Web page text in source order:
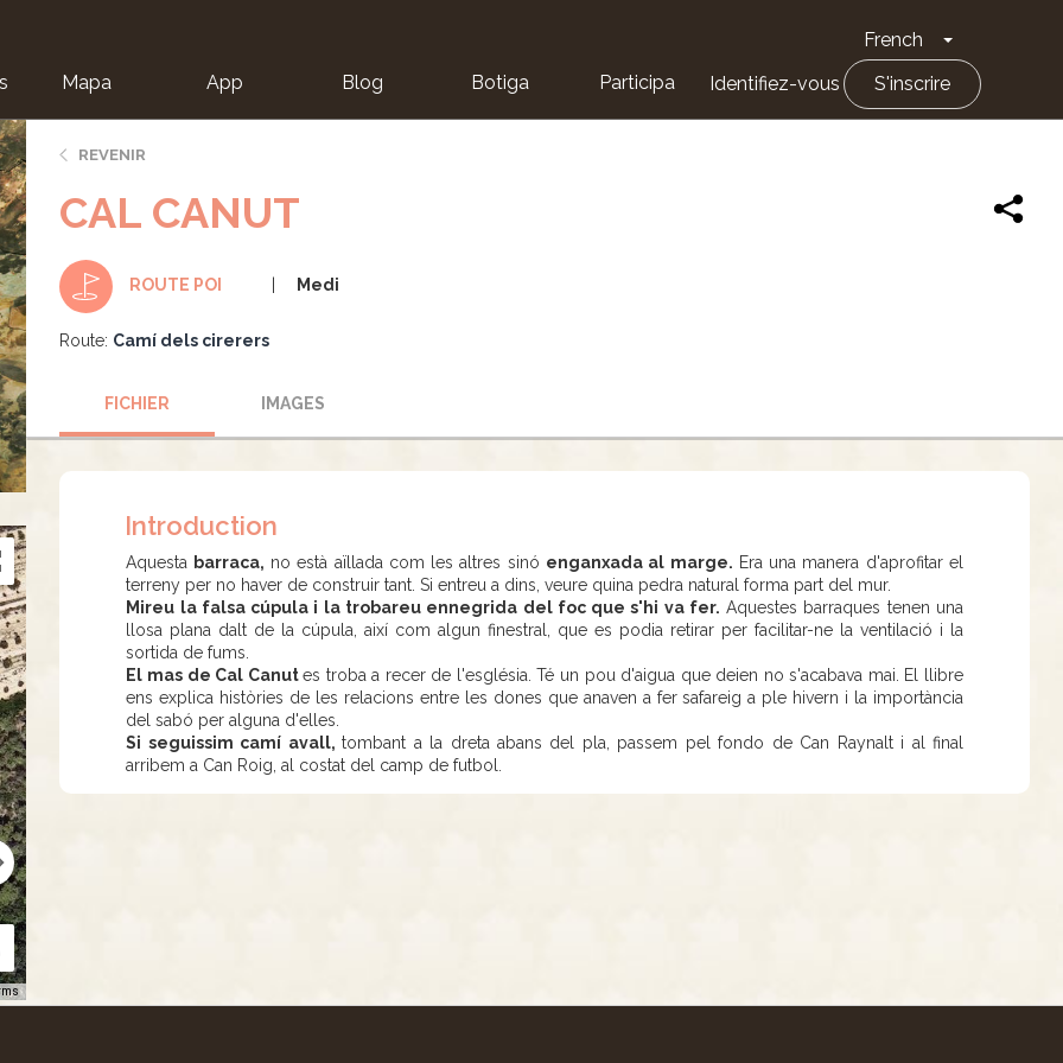
French Toggle
Mapa App Blog Botiga Participa Identifiez-vous S'inscrire
REVENIR
CAL CANUT
ROUTE POI Medi
Route: Camí dels cirerers
FICHIER IMAGES
Introduction
Aquesta barraca, no està aïllada com les altres sinó enganxada al marge. Era una manera d'aprofitar el
terreny per no haver de construir tant. Si entreu a dins, veure quina pedra natural forma part del mur.
Mireu la falsa cúpula i la trobareu ennegrida del foc que s'hi va fer. Aquestes barraques tenen una
llosa plana dalt de la cúpula, així com algun finestral, que es podia retirar per facilitar-ne la ventilació i la
sortida de fums.
El mas de Cal Canutes troba a recer de l'església. Té un pou d'aigua que deien no s'acabava mai. El llibre
ens explica històries de les relacions entre les dones que anaven a fer safareig a ple hivern i la importància
del sabó per alguna d'elles.
Si seguissim camí avall,tombant a la dreta abans del pla, passem pel fondo de Can Raynalt i al final
arribem a Can Roig, al costat del camp de futbol.